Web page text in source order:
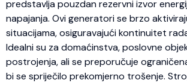
predstavlja pouzdan rezervni izvor
napajanja. Ovi generatori se brzo
situacijama, osiguravajući kontinuitet
Idealni su za domaćinstva, poslovne
postrojenja, ali se preporučuje
bi se spriječilo prekomjerno trošenje.